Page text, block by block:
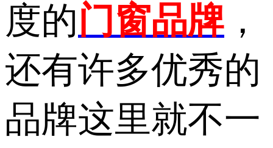
度的门窗品牌 ，
还有许多优秀的
品牌这里就不一